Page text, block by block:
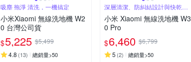
吸塵 拖淨 清洗，一機搞定
小米Xiaomi 無線洗地機 W2
0 台灣公司貨
$5,225 $5,499
4.8 (13) 總銷量>50
深層清潔、防糾結設計與快乾效
果
小米 Xiaomi 無線洗地機 W3
0 Pro
$6,460 $6,799
5 (2) 總銷量>50